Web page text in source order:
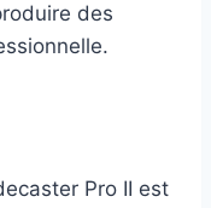
des
Pro II est